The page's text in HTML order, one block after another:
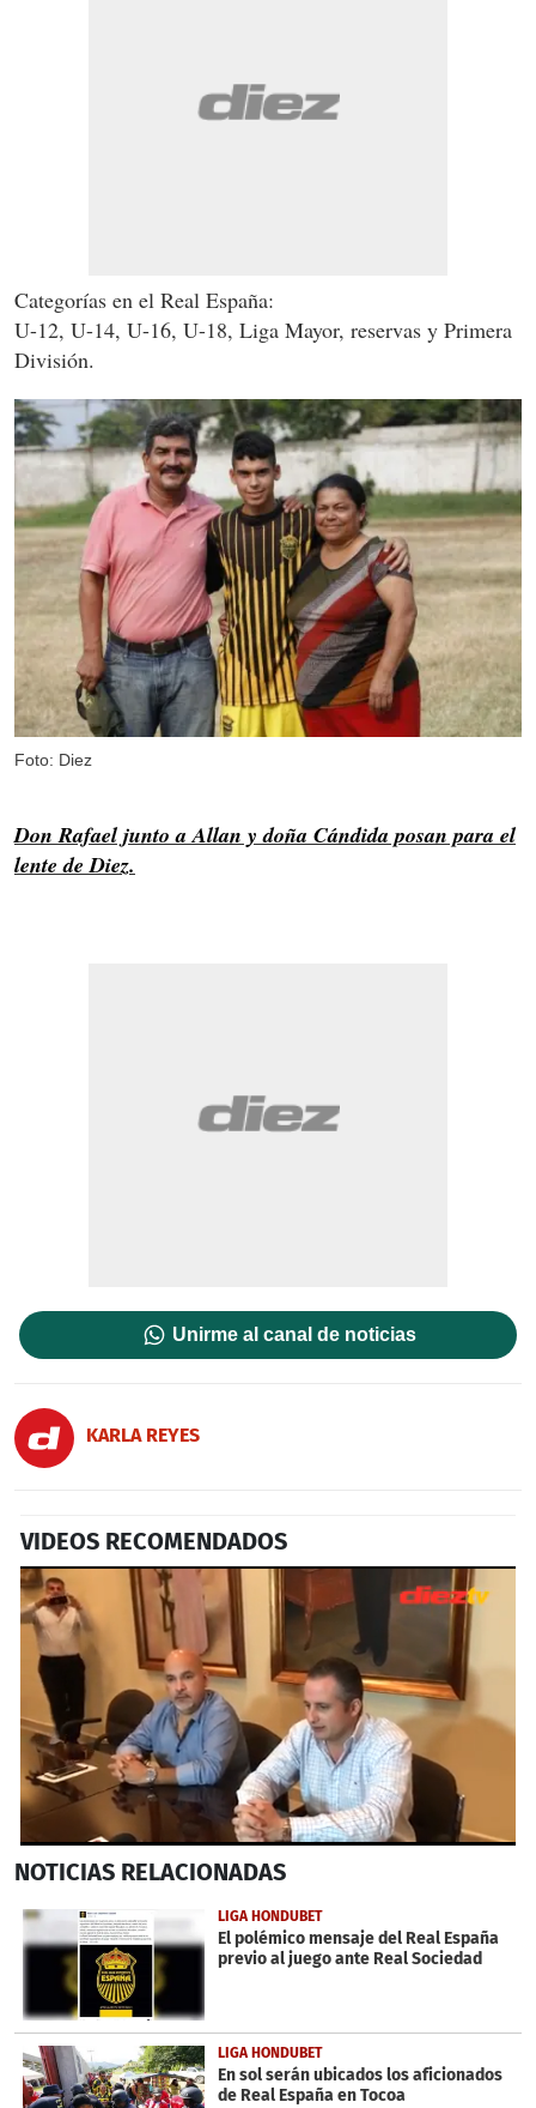
Categorías en el Real España:
U-12, U-14, U-16, U-18, Liga Mayor, reservas y Primera
División.
Foto: Diez
Don Rafael junto a Allan y doña Cándida posan para el
lente de Diez.
Unirme al canal de noticias
KARLA REYES
VIDEOS RECOMENDADOS
seconds
1
minute,
54
seconds
NOTICIAS RELACIONADAS
LIGA HONDUBET
El polémico mensaje del Real España
previo al juego ante Real Sociedad
LIGA HONDUBET
En sol serán ubicados los aficionados
de Real España en Tocoa